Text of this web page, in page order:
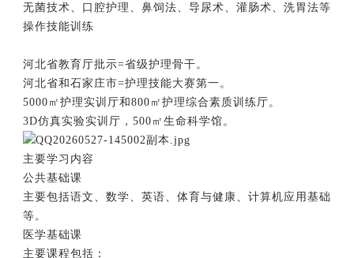
无菌技术、口腔护理、鼻饲法、导尿术、灌肠术、洗胃法等
操作技能训练
河北省教育厅批示=省级护理骨干。
河北省和石家庄市=护理技能大赛第一。
5000㎡护理实训厅和800㎡护理综合素质训练厅。
3D仿真实验实训厅，500㎡生命科学馆。
主要学习内容
公共基础课
主要包括语文、数学、英语、体育与健康、计算机应用基础
等。
医学基础课
主要课程包括：